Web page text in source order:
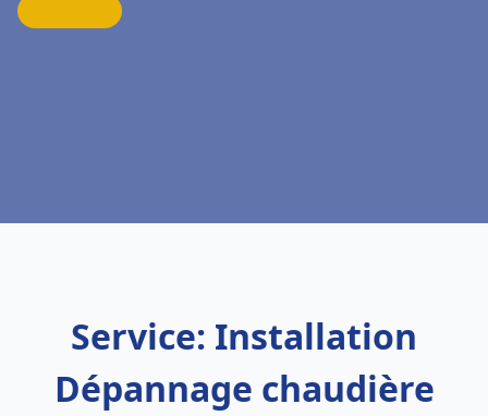
Service: Installation
Dépannage chaudière